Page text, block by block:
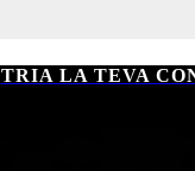
TRIA LA TEVA